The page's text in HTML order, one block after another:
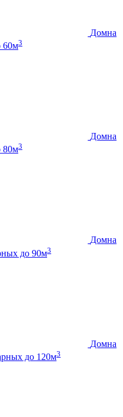
Домна
60м3
Домна
80м3
Домна
до 90м3
Домна
до 120м3